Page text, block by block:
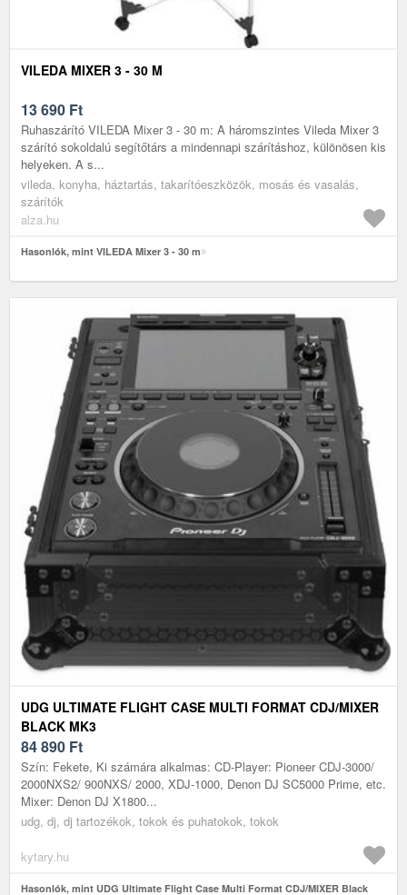
VILEDA MIXER 3 - 30 M
13 690 Ft
Ruhaszárító VILEDA Mixer 3 - 30 m: A háromszintes Vileda Mixer 3
szárító sokoldalú segítőtárs a mindennapi szárításhoz, különösen kis
helyeken. A s...
vileda, konyha, háztartás, takarítóeszközök, mosás és vasalás,
szárítók
alza.hu
Hasonlók, mint VILEDA Mixer 3 - 30 m
UDG ULTIMATE FLIGHT CASE MULTI FORMAT CDJ/MIXER
BLACK MK3
84 890 Ft
Szín: Fekete, Ki számára alkalmas: CD-Player: Pioneer CDJ-3000/
2000NXS2/ 900NXS/ 2000, XDJ-1000, Denon DJ SC5000 Prime, etc.
Mixer: Denon DJ X1800...
udg, dj, dj tartozékok, tokok és puhatokok, tokok
kytary.hu
Hasonlók, mint UDG Ultimate Flight Case Multi Format CDJ/MIXER Black